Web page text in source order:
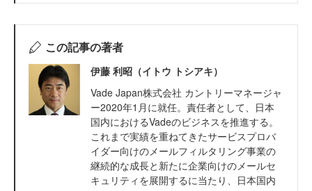
この記事の著者
伊藤 利昭（イトウ トシアキ）
Vade Japan株式会社 カントリーマネージャ
ー2020年1月に就任。責任者として、日本
国内におけるVadeのビジネスを推進する。
これまで実績を重ねてきたサービスプロバ
イダー向けのメールフィルタリング事業の
継続的な成長と新たに企業向けのメールセ
キュリティを展開するに当たり、日本国内